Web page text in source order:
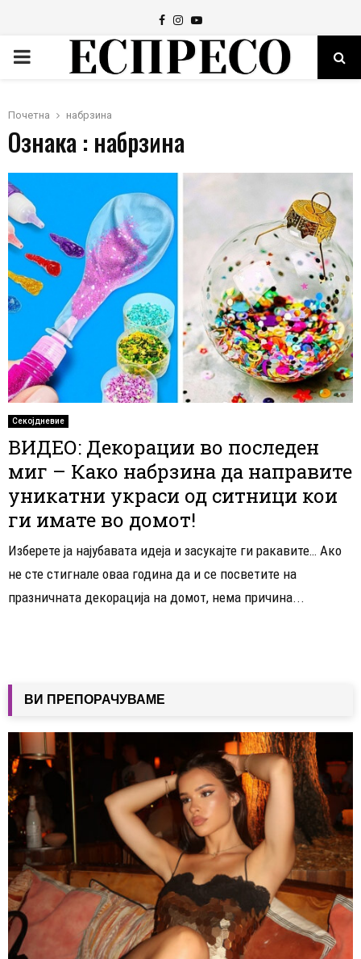
Facebook
Instagram
Youtube
PRIMARY
Почетна набрзина
Ознака : набрзина
Секојдневие
ВИДЕО: Декорации во последен
миг – Како набрзина да направите
уникатни украси од ситници кои
ги имате во домот!
Изберете ја најубавата идеја и засукајте ги ракавите… Ако
не сте стигнале оваа година да и се посветите на
празничната декорација на домот, нема причина...
ВИ ПРЕПОРАЧУВАМЕ